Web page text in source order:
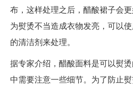
布，这样处理之后，醋酸裙子会
为熨烫不当造成衣物发亮，可以
的清洁剂来处理。
据专家介绍，醋酸面料是可以熨
中需要注意一些细节。为了防止